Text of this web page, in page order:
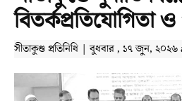
বিতর্কপ্রতিযোগিতা
সীতাকুণ্ড প্রতিনিধি | বুধবার , ১৭ জুন, ২০২৬